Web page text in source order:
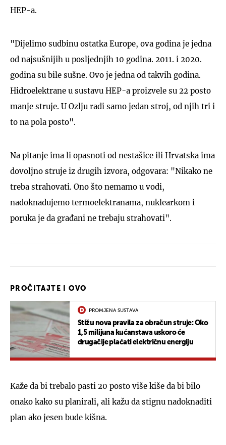
HEP-a.
"Dijelimo sudbinu ostatka Europe, ova godina je jedna
od najsušnijih u posljednjih 10 godina. 2011. i 2020.
godina su bile sušne. Ovo je jedna od takvih godina.
Hidroelektrane u sustavu HEP-a proizvele su 22 posto
manje struje. U Ozlju radi samo jedan stroj, od njih tri i
to na pola posto".
Na pitanje ima li opasnoti od nestašice ili Hrvatska ima
dovoljno struje iz drugih izvora, odgovara: "Nikako ne
treba strahovati. Ono što nemamo u vodi,
nadoknađujemo termoelektranama, nuklearkom i
poruka je da građani ne trebaju strahovati".
PROČITAJTE I OVO
PROMJENA SUSTAVA
Stižu nova pravila za obračun struje: Oko
1,5 milijuna kućanstava uskoro će
drugačije plaćati električnu energiju
Kaže da bi trebalo pasti 20 posto više kiše da bi bilo
onako kako su planirali, ali kažu da stignu nadoknaditi
plan ako jesen bude kišna.